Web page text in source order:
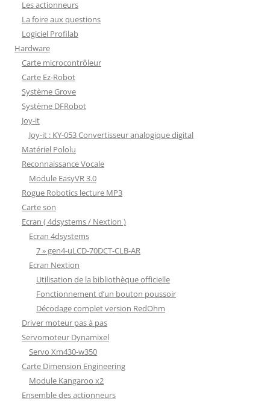
Les actionneurs
La foire aux questions
Logiciel Profilab
Hardware
Carte microcontrôleur
Carte Ez-Robot
Système Grove
Système DFRobot
Joy-it
Joy-it : KY-053 Convertisseur analogique digital
Matériel Pololu
Reconnaissance Vocale
Module EasyVR 3.0
Rogue Robotics lecture MP3
Carte son
Ecran ( 4dsystems / Nextion )
Ecran 4dsystems
7 » gen4-uLCD-70DCT-CLB-AR
Ecran Nextion
Utilisation de la bibliothèque officielle
Fonctionnement d’un bouton poussoir
Décodage complet version RedOhm
Driver moteur pas à pas
Servomoteur Dynamixel
Servo Xm430-w350
Carte Dimension Engineering
Module Kangaroo x2
Ensemble des actionneurs